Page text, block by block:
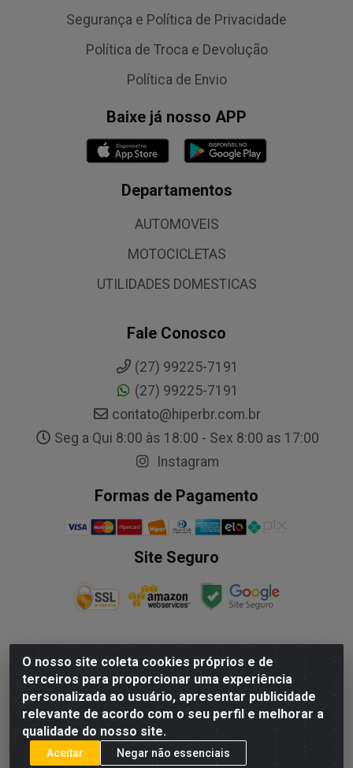
O nosso site coleta cookies próprios e de
terceiros para proporcionar uma experiência
personalizada ao usuário, apresentar publicidade
relevante de acordo com o seu perfil e melhorar a
qualidade do nosso site.
Aceitar Negar não essenciais
Segurança e Política de Privacidade
Política de Troca e Devolução
Política de Envio
Baixe já nosso APP
Departamentos
AUTOMOVEIS
MOTOCICLETAS
UTILIDADES DOMESTICAS
Fale Conosco
(27) 99225-7191
(27) 99225-7191
contato@hiperbr.com.br
Seg a Qui 8:00 às 18:00 - Sex 8:00 as 17:00
Instagram
Formas de Pagamento
Site Seguro
NALESSO DISTRIBUIDORA DE AUTO PECAS LTDA - Rua
Paulo Afonso, nº10 Galpão 03 SL 1 - Alecrim - Vila
Velha/ES - CEP 29.118-033 - CNPJ: 29.722.419/0003-09